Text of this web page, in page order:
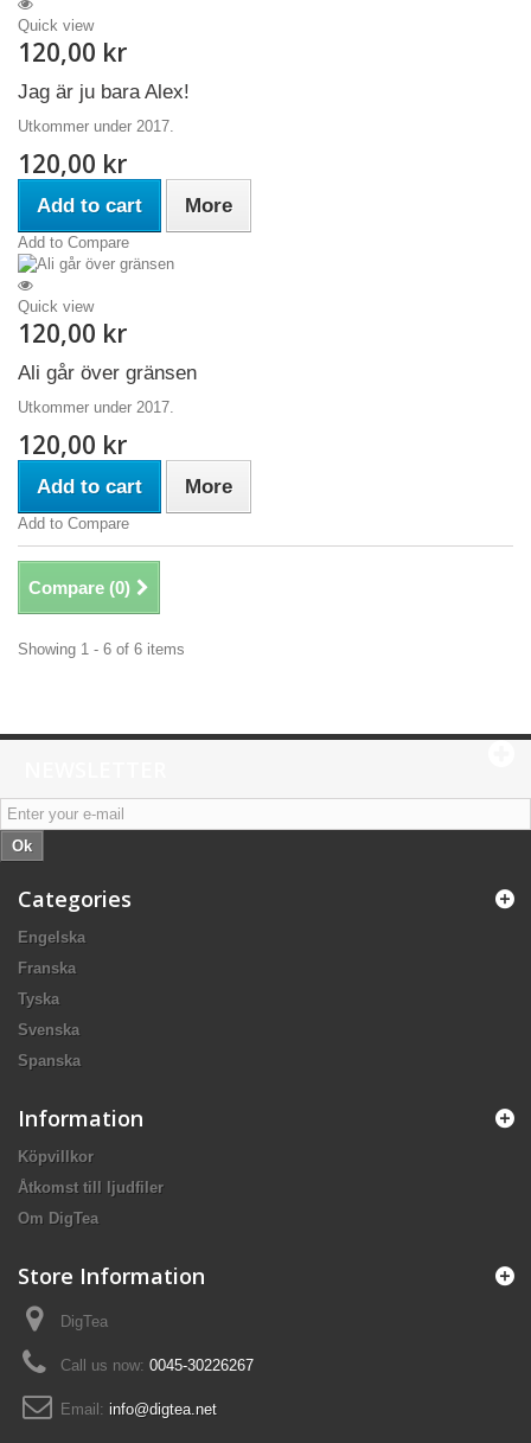
Quick view
120,00 kr
Jag är ju bara Alex!
Utkommer under 2017.
120,00 kr
Add to cart More
Add to Compare
Quick view
120,00 kr
Ali går över gränsen
Utkommer under 2017.
120,00 kr
Add to cart More
Add to Compare
Compare (0)
Showing 1 - 6 of 6 items
Ok
Categories
Engelska
Franska
Tyska
Svenska
Spanska
Information
Köpvillkor
Åtkomst till ljudfiler
Om DigTea
Store Information
DigTea
Call us now: 0045-30226267
Email: info@digtea.net